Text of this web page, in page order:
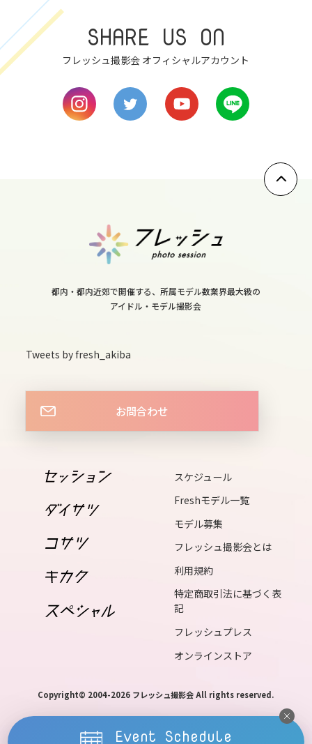
7
fri
sat
14
15
sat
17
mon
18
tue
19
wed
fri
SHARE US ON
フレッシュ撮影会 オフィシャルアカウント
都内・都内近郊で開催する、所属モデル数業界最大級の
アイドル・モデル撮影会
Tweets by fresh_akiba
お問合わせ
スケジュール
Freshモデル一覧
モデル募集
フレッシュ撮影会とは
利用規約
特定商取引法に基づく表
記
フレッシュプレス
オンラインストア
Copyright© 2004-2026 フレッシュ撮影会 All rights reserved.
Event Schedule